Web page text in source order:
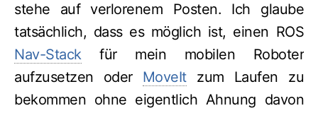
stehe auf verlorenem Posten. Ich glaube
tatsächlich, dass es möglich ist, einen ROS
Nav-Stackfür mein mobilen Roboter
aufzusetzen oder MoveItzum Laufen zu
bekommen ohne eigentlich Ahnung davon